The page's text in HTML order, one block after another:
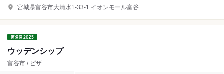
宮城県富谷市大清水1-33-1 イオンモール富谷
ウッデンシップ
富谷市 / ピザ